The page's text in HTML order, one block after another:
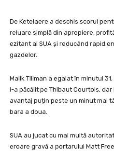
De Ketelaere a deschis scorul
reluare simplă din apropiere,
ezitant al SUA și reducând rapid
gazdelor.
Malik Tillman a egalat în minutul
l-a păcălit pe Thibaut Courtois,
avantaj puțin peste un minut mai
bara a doua.
SUA au jucat cu mai multă
eroare gravă a portarului Matt